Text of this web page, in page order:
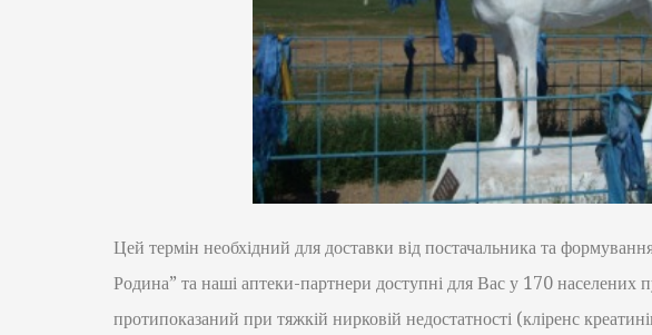
Цей термін необхідний для доставки від постачальника та
Родина” та наші аптеки-партнери доступні для Вас у 170 населених
протипоказаний при тяжкій нирковій недостатності (кліренс